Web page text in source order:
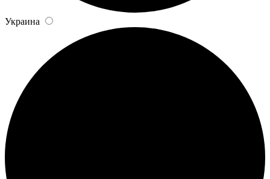
Украина